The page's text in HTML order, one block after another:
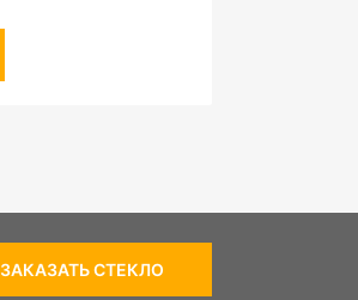
ЗАКАЗАТЬ СТЕКЛО